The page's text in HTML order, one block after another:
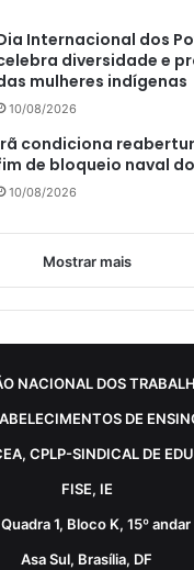
Internacional dos
diversidade e
mulheres indígenas
10/08/2026
condiciona
de bloqueio naval
10/08/2026
Mostrar mais
NACIONAL DOS
DE
CPLP-SINDICAL DE
FISE, IE
1, Bloco K, 15º
Asa Sul, Brasília, DF